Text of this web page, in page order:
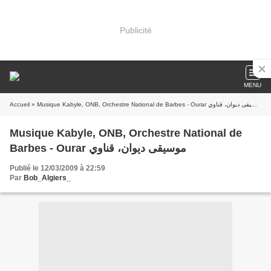
Publicité
MENU
Accueil » Musique Kabyle, ONB, Orchestre National de Barbes - Ourar موسيقى ديوان، قناوي
Musique Kabyle, ONB, Orchestre National de
Barbes - Ourar موسيقى ديوان، قناوي
Publié le 12/03/2009 à 22:59
Par Bob_Algiers_